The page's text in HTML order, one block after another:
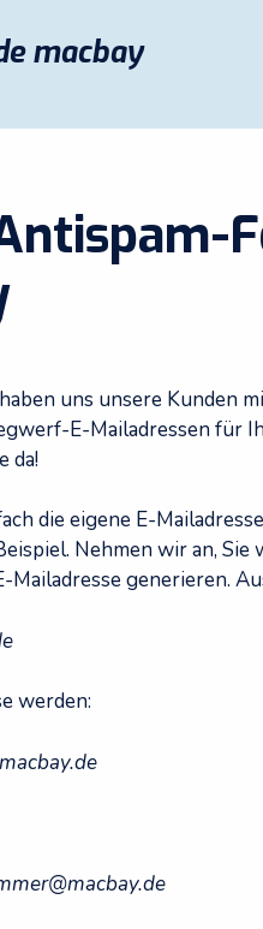
macbay
uns unsere Kunden
E-Mailadressen für
da!
die eigene E-
Nehmen wir an,
Mailadresse generieren.
werden: